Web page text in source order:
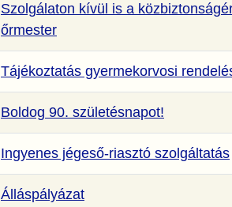
Szolgálaton kívül is a
őrmester
Tájékoztatás gyermekorvosi
Boldog 90. születésnapot!
Ingyenes jégeső-riasztó szolgáltatás
Álláspályázat